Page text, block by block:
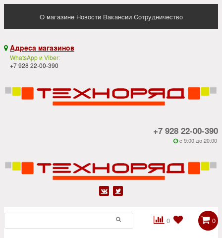
О магазине Новости Вакансии Сотрудничество
 Адреса магазинов
WhatsApp и Viber:
+7 928 22-00-390
+7 928 22-00-390
 c 9:00 до 20:00
 
0

 0